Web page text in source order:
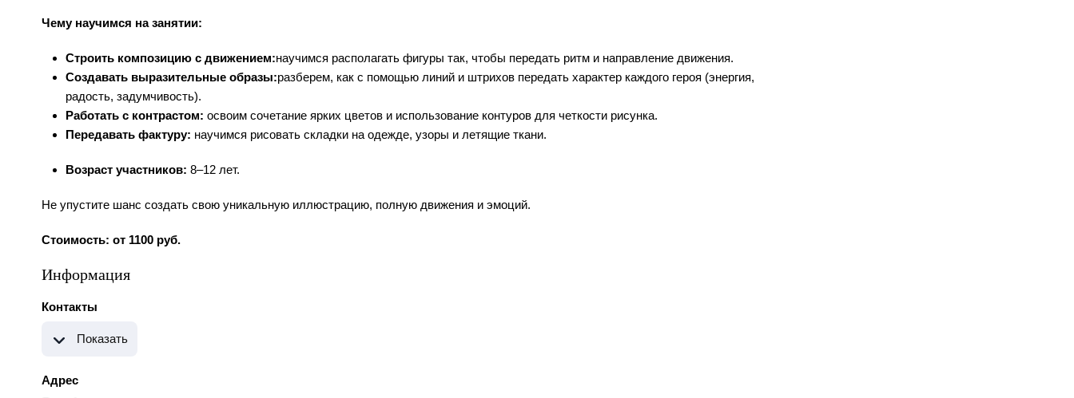
Чему научимся на занятии:
Строить композицию с движением:научимся располагать фигуры так, чтобы передать ритм и направление движения.
Создавать выразительные образы:разберем, как с помощью линий и штрихов передать характер каждого героя (энергия,
радость, задумчивость).
Работать с контрастом: освоим сочетание ярких цветов и использование контуров для четкости рисунка.
Передавать фактуру: научимся рисовать складки на одежде, узоры и летящие ткани.
Возраст участников: 8–12 лет.
Не упустите шанс создать свою уникальную иллюстрацию, полную движения и эмоций.
Стоимость: от 1100 руб.
Информация
Контакты
Показать
Адрес